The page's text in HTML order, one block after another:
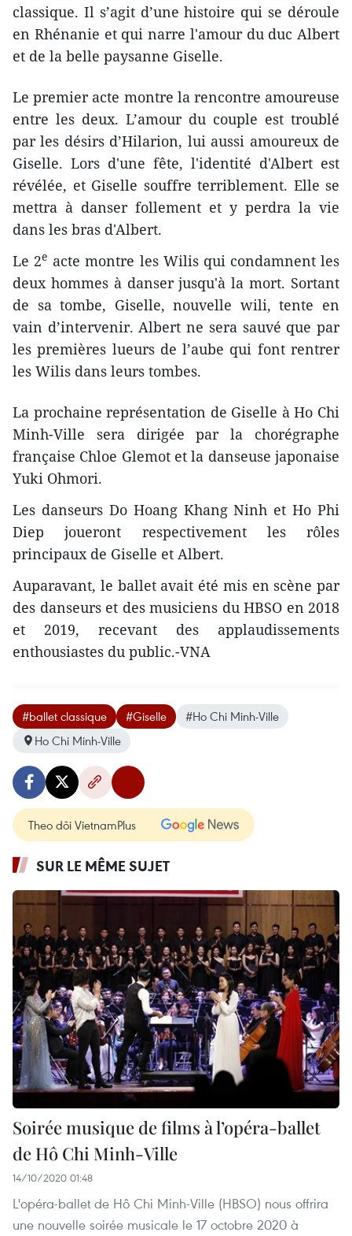
classique. Il s’agit d’une histoire qui se déroule
en Rhénanie et qui narre l'amour du duc Albert
et de la belle paysanne Giselle.
Le premier acte montre la rencontre amoureuse
entre les deux. L’amour du couple est troublé
par les désirs d’Hilarion, lui aussi amoureux de
Giselle. Lors d'une fête, l'identité d'Albert est
révélée, et Giselle souffre terriblement. Elle se
mettra à danser follement et y perdra la vie
dans les bras d'Albert.
Le 2e acte montre les Wilis qui condamnent les
deux hommes à danser jusqu'à la mort. Sortant
de sa tombe, Giselle, nouvelle wili, tente en
vain d’intervenir. Albert ne sera sauvé que par
les premières lueurs de l’aube qui font rentrer
les Wilis dans leurs tombes.
La prochaine représentation de Giselle à Ho Chi
Minh-Ville sera dirigée par la chorégraphe
française Chloe Glemot et la danseuse japonaise
Yuki Ohmori.
Les danseurs Do Hoang Khang Ninh et Ho Phi
Diep joueront respectivement les rôles
principaux de Giselle et Albert.
Auparavant, le ballet avait été mis en scène par
des danseurs et des musiciens du HBSO en 2018
et 2019, recevant des applaudissements
enthousiastes du public.-VNA
#ballet classique #Giselle
#Ho Chi Minh-Ville
Ho Chi Minh-Ville
Theo dõi VietnamPlus
SUR LE MÊME SUJET
Soirée musique de films à l’opéra-ballet
de Hô Chi Minh-Ville
14/10/2020 01:48
L'opéra-ballet de Hô Chi Minh-Ville (HBSO) nous offrira
une nouvelle soirée musicale le 17 octobre 2020 à